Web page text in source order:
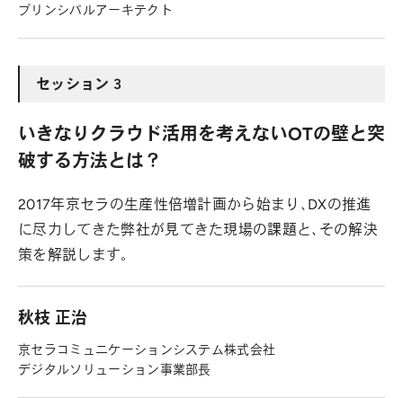
プリンシパルアーキテクト
セッション 3
いきなりクラウド活用を考えないOTの壁と突
破する方法とは？
2017年京セラの生産性倍増計画から始まり、DXの推進
に尽力してきた弊社が見てきた現場の課題と、その解決
策を解説します。
秋枝 正治
京セラコミュニケーションシステム株式会社
デジタルソリューション事業部長